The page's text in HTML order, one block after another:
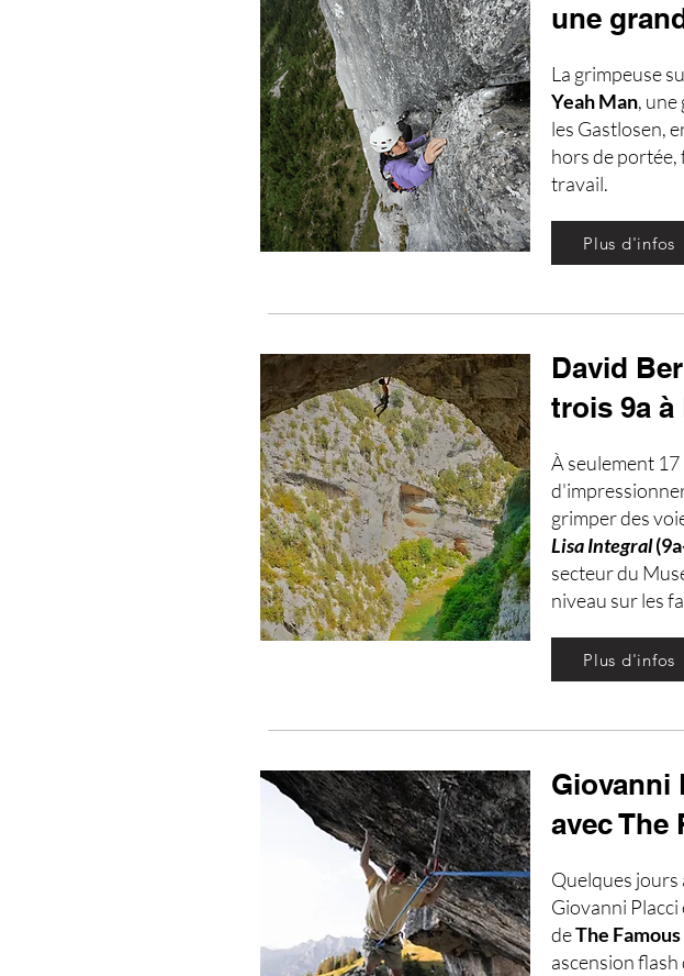
une
La grimpeuse
Yeah Man, une
les Gastlosen,
hors de portée,
travail.
Plus d'infos
David
trois 9a à
À seulement 17
grimper des
Lisa Integral
secteur du
niveau sur les
Plus d'infos
Giovanni
avec The
Quelques
Giovanni Placci
deThe
ascension